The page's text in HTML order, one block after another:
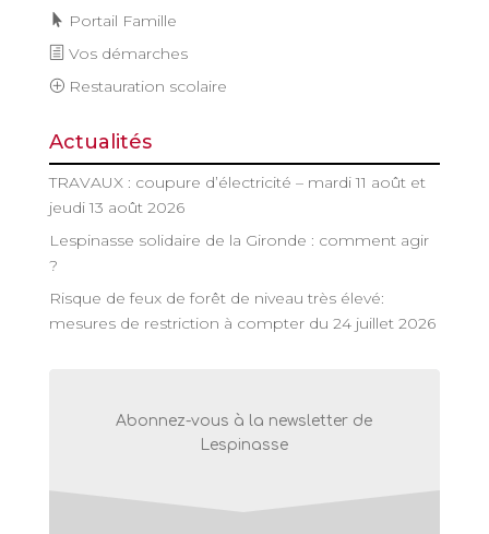
Portail Famille
Vos démarches
Restauration scolaire
Actualités
TRAVAUX : coupure d’électricité – mardi 11 août et
jeudi 13 août 2026
Lespinasse solidaire de la Gironde : comment agir
?
Risque de feux de forêt de niveau très élevé:
mesures de restriction à compter du 24 juillet 2026
Abonnez-vous à la newsletter de
Lespinasse